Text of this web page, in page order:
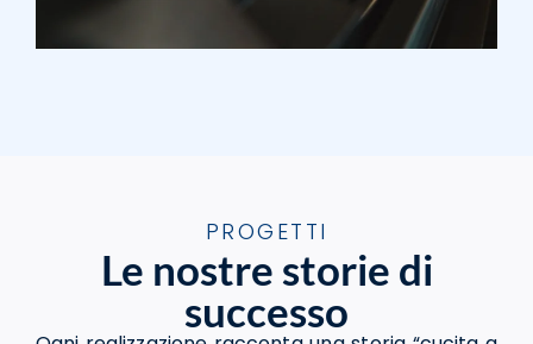
PROGETTI
Le nostre storie di
successo